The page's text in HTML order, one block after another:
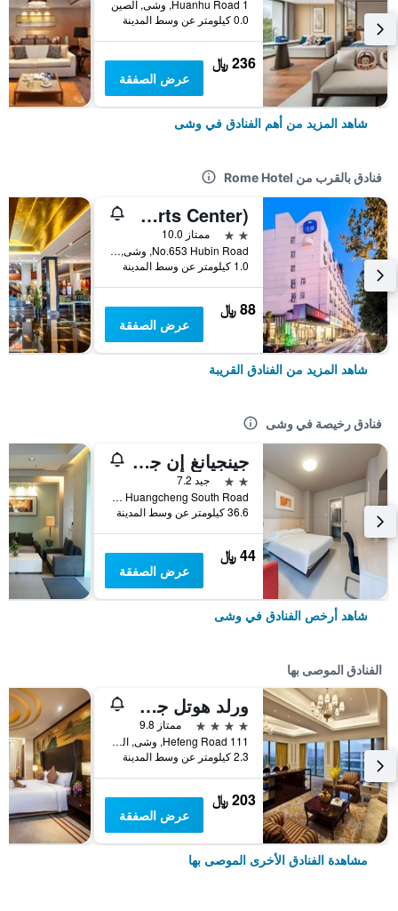
1 Huanhu Road, وشى, الصين
0.0 كيلومتر عن وسط المدينة
236 ﷼
عرض الصفقة
شاهد المزيد من أهم الفنادق في وشى
فنادق بالقرب من Rome Hotel
Hanting Hotel (Wuxi Hubin Commercial Street Sports Center)
2 نجمتين
ممتاز 10.0
No.653 Hubin Road, وشى, الصين
1.0 كيلومتر عن وسط المدينة
88 ﷼
عرض الصفقة
شاهد المزيد من الفنادق القريبة
فنادق رخيصة في وشى
جينجيانغ إن جيانغين هوانشنغ رود ساوث
2 نجمتين
جيد 7.2
No. 372 Huangcheng South Road, وشى, الصين
36.6 كيلومتر عن وسط المدينة
44 ﷼
عرض الصفقة
شاهد أرخص الفنادق في وشى
الفنادق الموصى بها
ورلد هوتل جراند جونا ووكسي
4 نجوم
ممتاز 9.8
111 Hefeng Road, وشى, الصين
2.3 كيلومتر عن وسط المدينة
203 ﷼
عرض الصفقة
مشاهدة الفنادق الأخرى الموصى بها